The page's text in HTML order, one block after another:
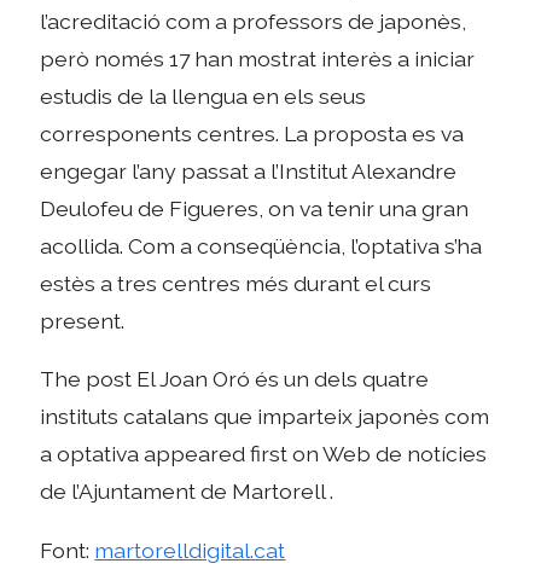
l’acreditació com a professors de japonès,
però només 17 han mostrat interès a iniciar
estudis de la llengua en els seus
corresponents centres. La proposta es va
engegar l’any passat a l’Institut Alexandre
Deulofeu de Figueres, on va tenir una gran
acollida. Com a conseqüència, l’optativa s’ha
estès a tres centres més durant el curs
present.
The post El Joan Oró és un dels quatre
instituts catalans que imparteix japonès com
a optativa appeared first on Web de notícies
de l’Ajuntament de Martorell .
Font: martorelldigital.cat